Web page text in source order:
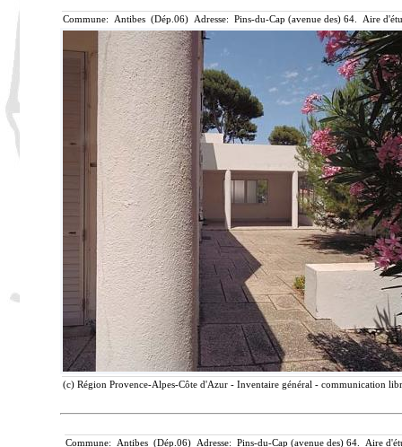
Commune: Antibes (Dép.06) Adresse: Pins-du-Cap (avenue des) 64. Aire
(c) Région Provence-Alpes-Côte d'Azur - Inventaire général - communication
Commune: Antibes (Dép.06) Adresse: Pins-du-Cap (avenue des) 64. Aire